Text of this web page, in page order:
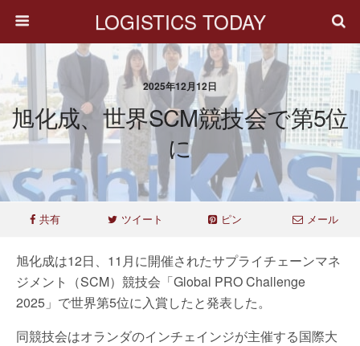
LOGISTICS TODAY
2025年12月12日
旭化成、世界SCM競技会で第5位
に
共有 ツイート ピン メール
旭化成は12日、11月に開催されたサプライチェーンマネ
ジメント（SCM）競技会「Global PRO Challenge
2025」で世界第5位に入賞したと発表した。
同競技会はオランダのインチェインジが主催する国際大